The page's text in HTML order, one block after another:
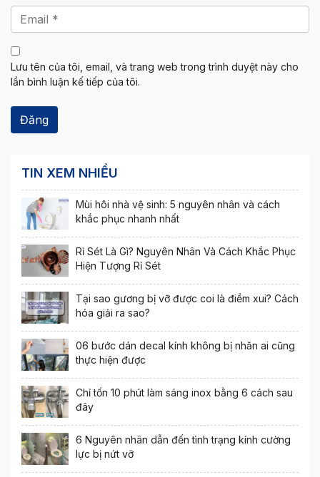
Lưu tên của tôi, email, và trang web trong trình duyệt này cho
lần bình luận kế tiếp của tôi.
TIN XEM NHIỀU
Mùi hôi nhà vệ sinh: 5 nguyên nhân và cách
khắc phục nhanh nhất
Rỉ Sét Là Gì? Nguyên Nhân Và Cách Khắc Phục
Hiện Tượng Rỉ Sét
Tại sao gương bị vỡ được coi là điềm xui? Cách
hóa giải ra sao?
06 bước dán decal kính không bị nhăn ai cũng
thực hiện được
Chỉ tốn 10 phút làm sáng inox bằng 6 cách sau
đây
6 Nguyên nhân dẫn đến tình trạng kính cường
lực bị nứt vỡ